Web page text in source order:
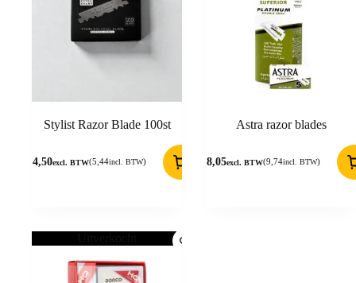
Stylist Razor Blade 100st
4,50excl. BTW(5,44incl. BTW)
Astra razor blades
8,05excl. BTW(9,74incl. BTW)